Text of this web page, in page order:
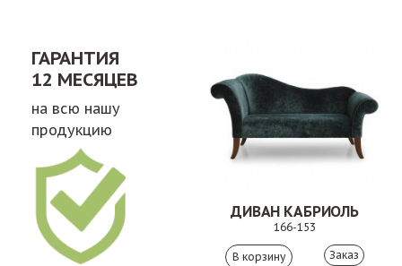
ГАРАНТИЯ
12 МЕСЯЦЕВ
на всю нашу
продукцию
ДИВАН КАБРИОЛЬ
166-153
Заказ